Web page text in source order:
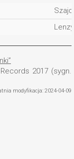
Lenzy
2017 (sygn.
modyfikacja: 2024-04-09